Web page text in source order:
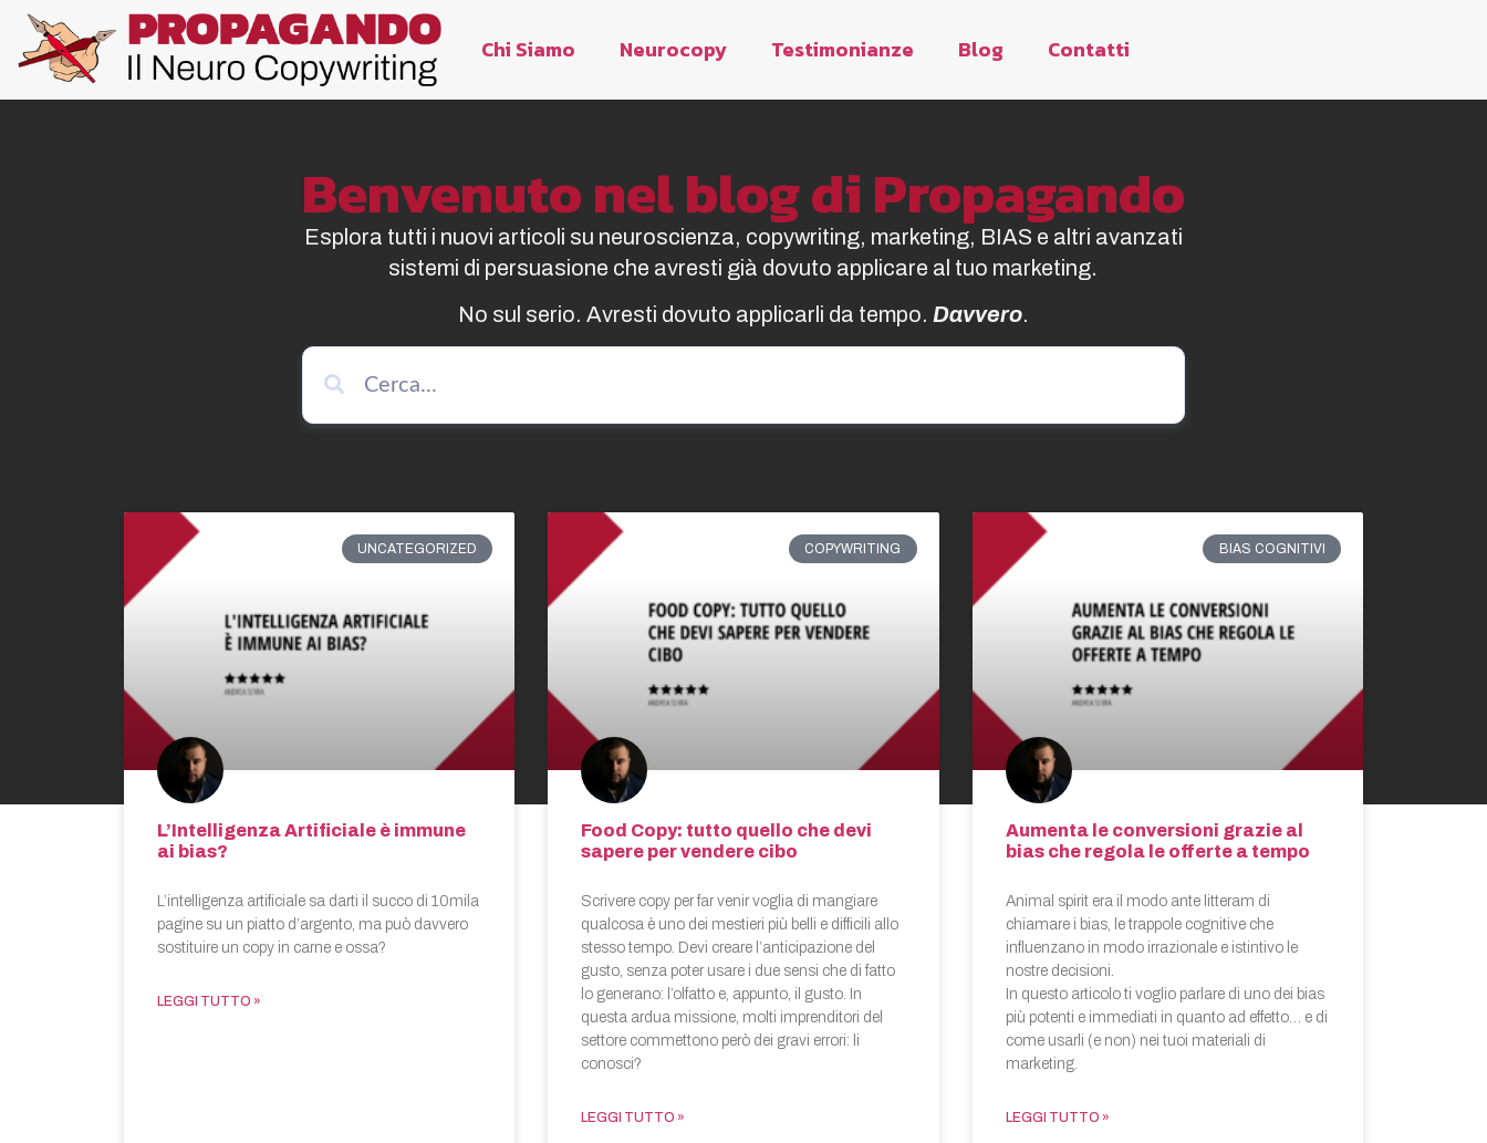
Chi Siamo Neurocopy Testimonianze Blog Contatti
Benvenuto nel blog di Propagando
Esplora tutti i nuovi articoli su neuroscienza, copywriting, marketing, BIAS e altri avanzati
sistemi di persuasione che avresti già dovuto applicare al tuo marketing.
No sul serio. Avresti dovuto applicarli da tempo. Davvero.
UNCATEGORIZED
L’Intelligenza Artificiale è immune
ai bias?
L’intelligenza artificiale sa darti il succo di 10mila
pagine su un piatto d’argento, ma può davvero
sostituire un copy in carne e ossa?
LEGGI TUTTO »
COPYWRITING
Food Copy: tutto quello che devi
sapere per vendere cibo
Scrivere copy per far venir voglia di mangiare
qualcosa è uno dei mestieri più belli e difficili allo
stesso tempo. Devi creare l’anticipazione del
gusto, senza poter usare i due sensi che di fatto
lo generano: l’olfatto e, appunto, il gusto. In
questa ardua missione, molti imprenditori del
settore commettono però dei gravi errori: li
conosci?
LEGGI TUTTO »
BIAS COGNITIVI
Aumenta le conversioni grazie al
bias che regola le offerte a tempo
Animal spirit era il modo ante litteram di
chiamare i bias, le trappole cognitive che
influenzano in modo irrazionale e istintivo le
nostre decisioni.
In questo articolo ti voglio parlare di uno dei bias
più potenti e immediati in quanto ad effetto… e di
come usarli (e non) nei tuoi materiali di
marketing.
LEGGI TUTTO »